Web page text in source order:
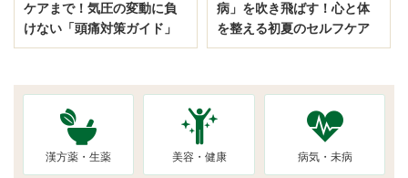
ケアまで！気圧の変動に負
けない「頭痛対策ガイド」
病」を吹き飛ばす！心と体
を整える初夏のセルフケア
漢方薬・生薬 美容・健康 病気・未病